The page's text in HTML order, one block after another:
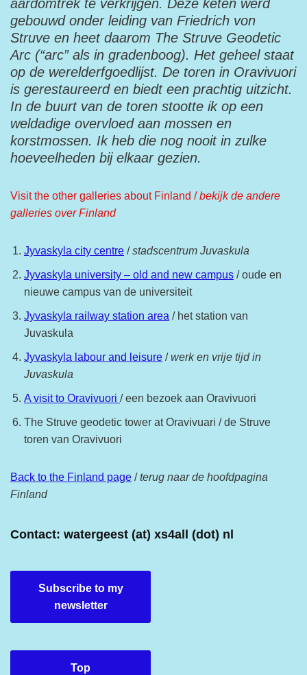
aardomtrek te verkrijgen. Deze keten werd
gebouwd onder leiding van Friedrich von
Struve en heet daarom The Struve Geodetic
Arc (“arc” als in gradenboog). Het geheel staat
op de werelderfgoedlijst. De toren in Oravivuori
is gerestaureerd en biedt een prachtig uitzicht.
In de buurt van de toren stootte ik op een
weldadige overvloed aan mossen en
korstmossen. Ik heb die nog nooit in zulke
hoeveelheden bij elkaar gezien.
Visit the other galleries about Finland /bekijk de andere
galleries over Finland
Jyvaskyla city centre /stadscentrum Juvaskula
Jyvaskyla university – old and new campus / oude en
nieuwe campus van de universiteit
Jyvaskyla railway station area / het station van
Juvaskula
Jyvaskyla labour and leisure /werk en vrije tijd in
Juvaskula
A visit to Oravivuori / een bezoek aan Oravivuori
The Struve geodetic tower at Oravivuari / de Struve
toren van Oravivuori
Back to the Finland page /terug naar de hoofdpagina
Finland
Contact: watergeest (at) xs4all (dot) nl
Subscribe to my
newsletter
Top